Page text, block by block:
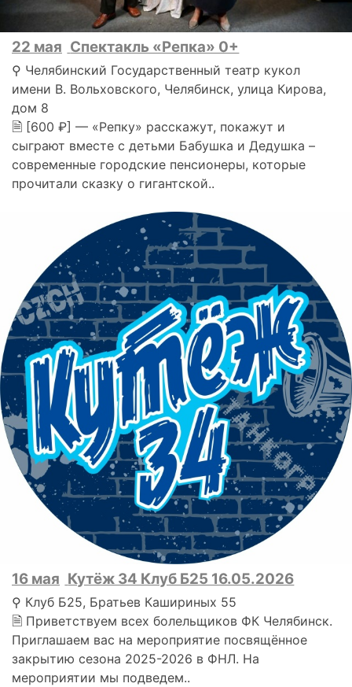
22 мая Спектакль «Репка» 0+
⚲ Челябинский Государственный театр кукол
имени В. Вольховского, Челябинск, улица Кирова,
дом 8
🗎 [600 ₽] — «Репку» расскажут, покажут и
сыграют вместе с детьми Бабушка и Дедушка –
современные городские пенсионеры, которые
прочитали сказку о гигантской..
16 мая Кутёж 34 Клуб Б25 16.05.2026
⚲ Клуб Б25, Братьев Кашириных 55
🗎 Приветствуем всех болельщиков ФК Челябинск.
Приглашаем вас на мероприятие посвящённое
закрытию сезона 2025-2026 в ФНЛ. На
мероприятии мы подведем..